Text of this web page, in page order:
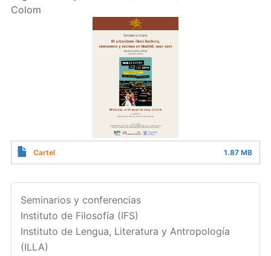
Colom
Cartel 1.87 MB
Seminarios y conferencias
Instituto de Filosofía (IFS)
Instituto de Lengua, Literatura y Antropología
(ILLA)